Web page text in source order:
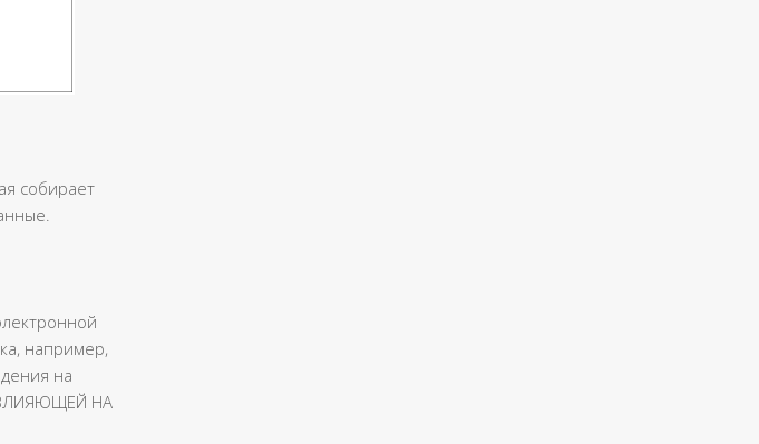
собирает
например,
на
ВЛИЯЮЩЕЙ НА